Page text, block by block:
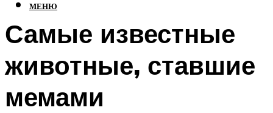
МЕНЮ
Самые известные
животные, ставшие
мемами